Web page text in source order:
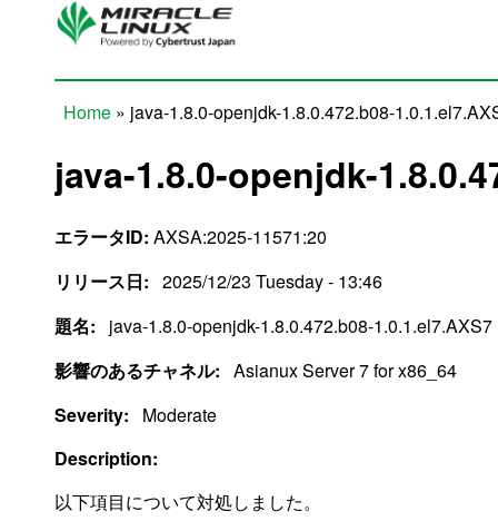
Skip to main content
Home » java-1.8.0-openjdk-1.8.0.472.b08-
java-1.8.0-openjdk-
エラータID: AXSA:2025-11571:20
リリース日: 2025/12/23 Tuesday - 13:46
題名:
java-1.8.0-openjdk-1.8.0.472.b08-1.0.1.el7.AXS7
影響のあるチャネル: Asianux Server 7 for x86_64
Severity:
Moderate
Description:
以下項目について対処しました。